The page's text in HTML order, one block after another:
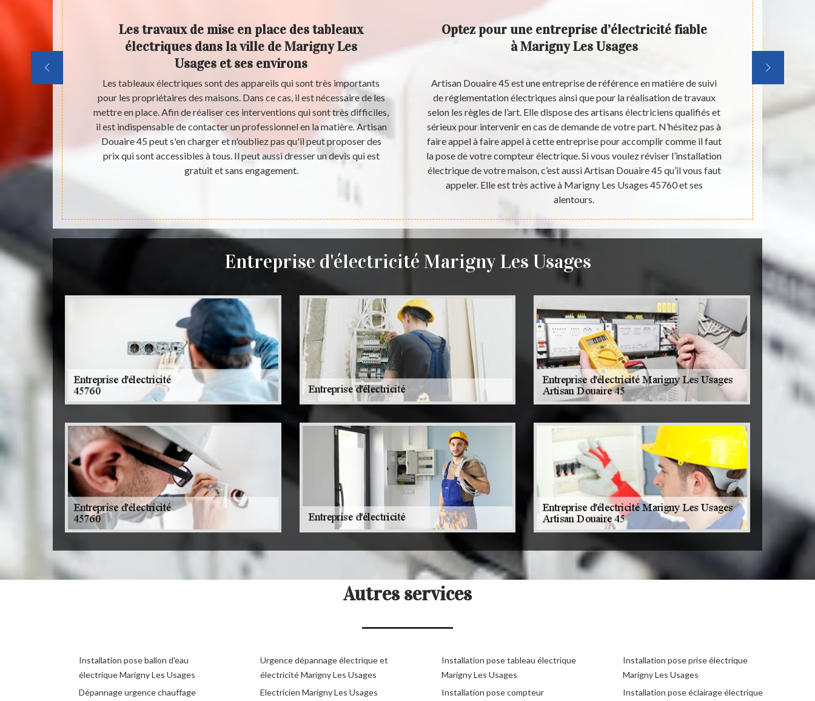
à beaucoup
visiter son
Les travaux de mise en place des tableaux
électriques dans la ville de Marigny Les
Usages et ses environs
Les tableaux électriques sont des appareils qui sont très importants
pour les propriétaires des maisons. Dans ce cas, il est nécessaire de les
mettre en place. Afin de réaliser ces interventions qui sont très difficiles,
il est indispensable de contacter un professionnel en la matière. Artisan
Douaire 45 peut s'en charger et n'oubliez pas qu'il peut proposer des
prix qui sont accessibles à tous. Il peut aussi dresser un devis qui est
gratuit et sans engagement.
Optez pour une entreprise d’électricité fiable
à Marigny Les Usages
Artisan Douaire 45 est une entreprise de référence en matière de suivi
de réglementation électriques ainsi que pour la réalisation de travaux
selon les règles de l’art. Elle dispose des artisans électriciens qualifiés et
sérieux pour intervenir en cas de demande de votre part. N’hésitez pas à
faire appel à faire appel à cette entreprise pour accomplir comme il faut
la pose de votre compteur électrique. Si vous voulez réviser l’installation
électrique de votre maison, c’est aussi Artisan Douaire 45 qu’il vous faut
appeler. Elle est très active à Marigny Les Usages 45760 et ses
alentours.
Pour
création
une
Entreprise d'électricité Marigny Les Usages
Autres services
Installation pose ballon d'eau
électrique Marigny Les Usages
Dépannage urgence chauffage
Urgence dépannage électrique et
électricité Marigny Les Usages
Electricien Marigny Les Usages
Installation pose tableau électrique
Marigny Les Usages
Installation pose compteur
Installation pose prise électrique
Marigny Les Usages
Installation pose éclairage électrique